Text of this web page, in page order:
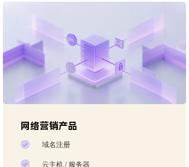
网络营销产品
域名注册
云主机 / 服务器